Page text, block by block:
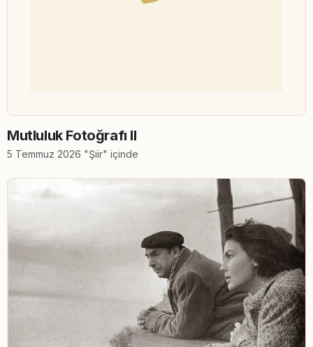
Mutluluk Fotoğrafı II
5 Temmuz 2026 "Şiir" içinde